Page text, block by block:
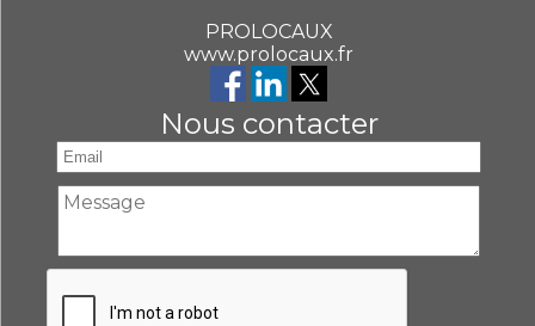
PROLOCAUX
www.prolocaux.fr
Nous contacter